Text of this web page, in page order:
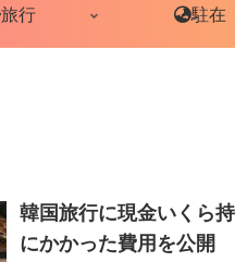
旅行 駐在
韓国旅行に現金いくら
にかかった費用を公開